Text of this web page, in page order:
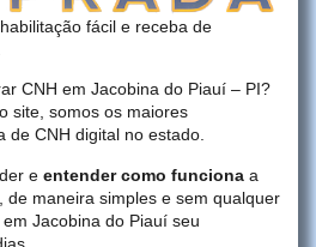
fácil e receba de
CNH em Jacobina do Piauí – PI?
site, somos os maiores
de CNH digital no estado.
e entender como funciona a
de maneira simples e sem qualquer
Jacobina do Piauí seu